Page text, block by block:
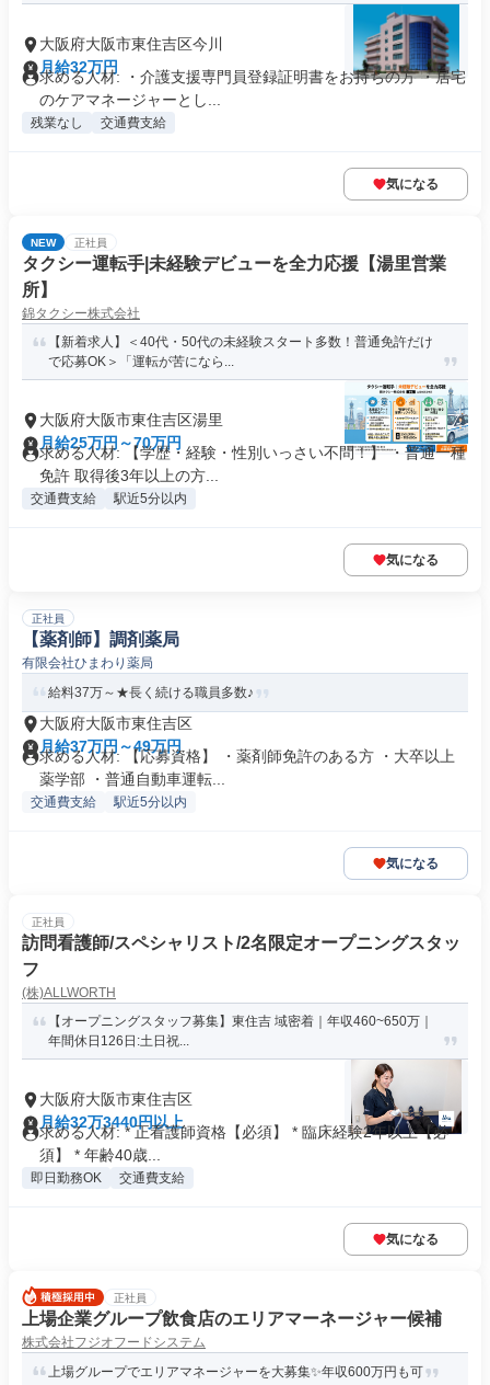
大阪府大阪市東住吉区今川
月給32万円
求める人材: ・介護支援専門員登録証明書をお持ちの方 ・居宅
のケアマネージャーとし...
残業なし 交通費支給
気になる
NEW 正社員
タクシー運転手|未経験デビューを全力応援【湯里営業
所】
錦タクシー株式会社
【新着求人】＜40代・50代の未経験スタート多数！普通免許だけ
で応募OK＞「運転が苦になら...
大阪府大阪市東住吉区湯里
月給25万円～70万円
求める人材: 【学歴・経験・性別いっさい不問！】 ・普通一種
免許 取得後3年以上の方...
交通費支給 駅近5分以内
気になる
正社員
【薬剤師】調剤薬局
有限会社ひまわり薬局
給料37万～★長く続ける職員多数♪
大阪府大阪市東住吉区
月給37万円～49万円
求める人材: 【応募資格】 ・薬剤師免許のある方 ・大卒以上
薬学部 ・普通自動車運転...
交通費支給 駅近5分以内
気になる
正社員
訪問看護師/スペシャリスト/2名限定オープニングスタッ
フ
(株)ALLWORTH
【オープニングスタッフ募集】東住吉 域密着｜年収460~650万｜
年間休日126日:土日祝...
大阪府大阪市東住吉区
月給32万3440円以上
求める人材: * 正看護師資格【必須】 * 臨床経験2年以上【必
須】 * 年齢40歳...
即日勤務OK 交通費支給
気になる
正社員
上場企業グループ飲食店のエリアマーネージャー候補
株式会社フジオフードシステム
上場グループでエリアマネージャーを大募集✨年収600万円も可